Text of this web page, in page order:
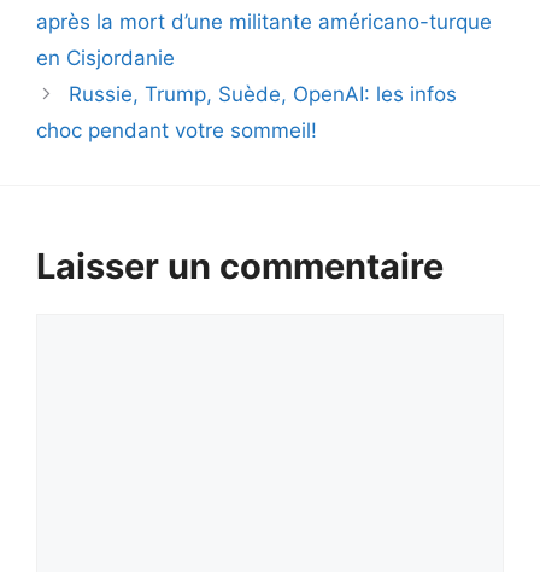
après la mort d’une militante américano-turque
en Cisjordanie
Russie, Trump, Suède, OpenAI: les infos
choc pendant votre sommeil!
Laisser un commentaire